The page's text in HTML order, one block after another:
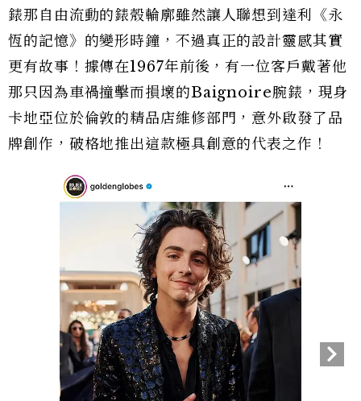
錶那自由流動的錶殼輪廓雖然讓人聯想到達利《永
恆的記憶》的變形時鐘，不過真正的設計靈感其實
更有故事！據傳在1967年前後，有一位客戶戴著他
那只因為車禍撞擊而損壞的Baignoire腕錶，現身
卡地亞位於倫敦的精品店維修部門，意外啟發了品
牌創作，破格地推出這款極具創意的代表之作！